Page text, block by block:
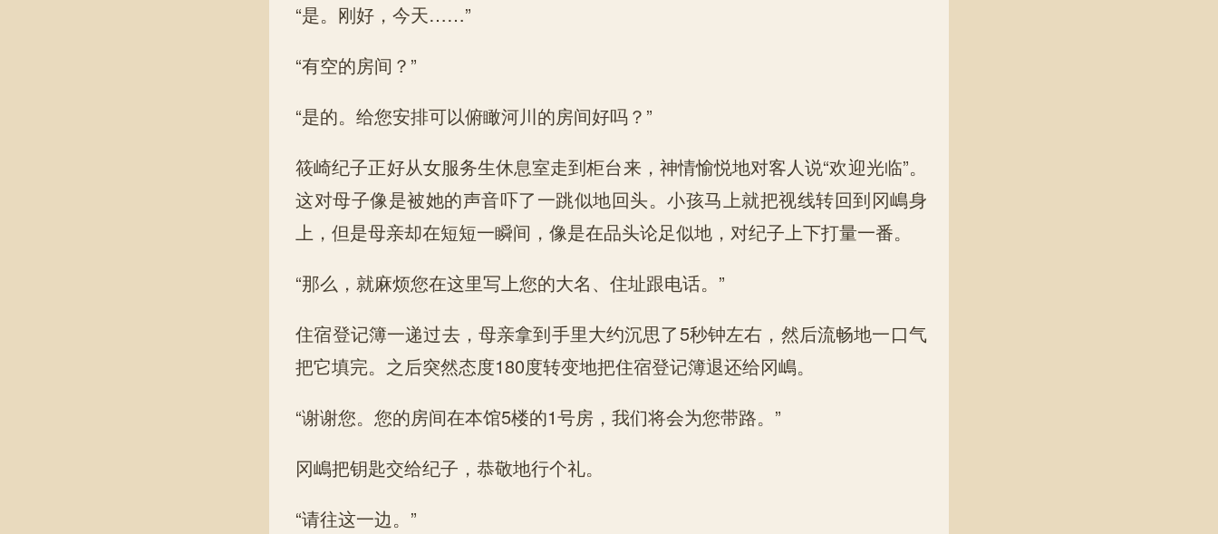
“是。刚好，今天……”
“有空的房间？”
“是的。给您安排可以俯瞰河川的房间好吗？”
筱崎纪子正好从女服务生休息室走到柜台来，神情愉悦地对客人说“欢迎光临”。
这对母子像是被她的声音吓了一跳似地回头。小孩马上就把视线转回到冈嶋身
上，但是母亲却在短短一瞬间，像是在品头论足似地，对纪子上下打量一番。
“那么，就麻烦您在这里写上您的大名、住址跟电话。”
住宿登记簿一递过去，母亲拿到手里大约沉思了5秒钟左右，然后流畅地一口气
把它填完。之后突然态度180度转变地把住宿登记簿退还给冈嶋。
“谢谢您。您的房间在本馆5楼的1号房，我们将会为您带路。”
冈嶋把钥匙交给纪子，恭敬地行个礼。
“请往这一边。”